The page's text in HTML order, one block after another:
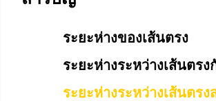
ระยะห่างของเส้นตรง
ระยะห่างระหว่างเส้นตรง
ระยะห่างระหว่างเส้นตร